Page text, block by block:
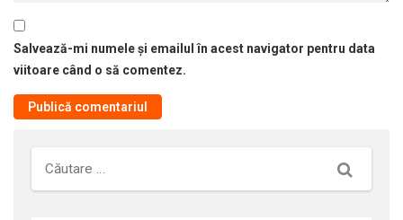
Salvează-mi numele și emailul în acest navigator pentru data
viitoare când o să comentez.
Căutare